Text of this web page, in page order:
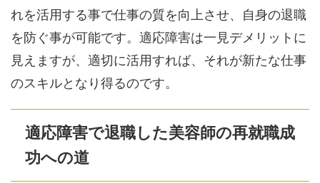
れを活用する事で仕事の質を向上させ、自身の退職
を防ぐ事が可能です。適応障害は一見デメリットに
見えますが、適切に活用すれば、それが新たな仕事
のスキルとなり得るのです。
適応障害で退職した美容師の再就職成
功への道